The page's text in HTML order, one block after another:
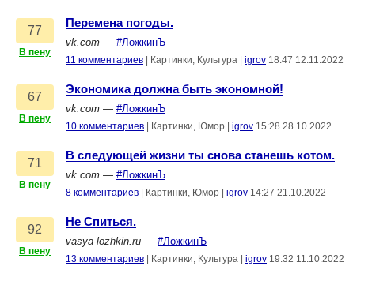
77
В пену
Перемена погоды.
vk.com — #ЛожкинЪ
11 комментариев Картинки, Культура igrov 18:47 12.11.2022
67
В пену
Экономика должна быть экономной!
vk.com — #ЛожкинЪ
10 комментариев Картинки, Юмор igrov 15:28 28.10.2022
71
В пену
В следующей жизни ты снова станешь котом.
vk.com — #ЛожкинЪ
8 комментариев Картинки, Юмор igrov 14:27 21.10.2022
92
В пену
Не Спиться.
vasya-lozhkin.ru — #ЛожкинЪ
13 комментариев Картинки, Культура igrov 19:32 11.10.2022